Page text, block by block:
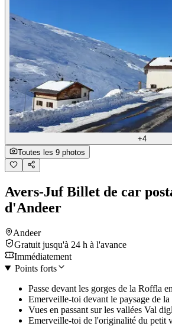
+4
Toutes les 9 photos
Avers-Juf Billet de car
d'Andeer
Andeer
Gratuit jusqu'à 24 h à l'avance
Immédiatement
Points forts
Passe devant les gorges de la Roffla
Emerveille-toi devant le paysage de la
Vues en passant sur les vallées Val
Emerveille-toi de l'originalité du petit